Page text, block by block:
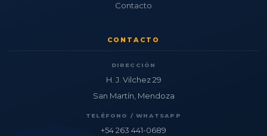
Contacto
CONTACTO
DIRECCIÓN
H. J. Vilchez 29
San Martín, Mendoza
TELÉFONO / WHATSAPP
+54 263 441-0689